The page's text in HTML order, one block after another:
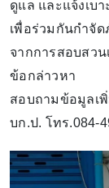
ดูแล และแจ้งเบ
เพื่อร่วมกันกำจั
จากการสอบสว
ข้อกล่าวหา
สอบถามข้อมูลเ
บก.ป. โทร.084-